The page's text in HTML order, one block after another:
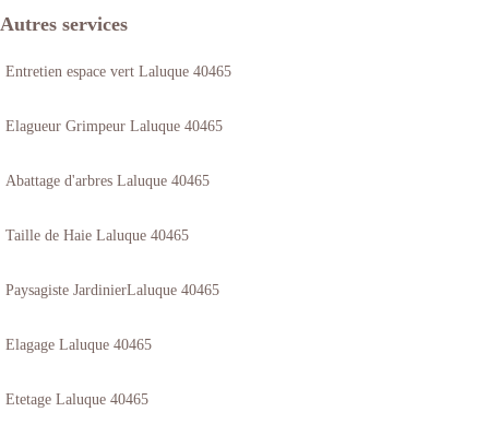
Autres services
Entretien espace vert Laluque 40465
Elagueur Grimpeur Laluque 40465
Abattage d'arbres Laluque 40465
Taille de Haie Laluque 40465
Paysagiste JardinierLaluque 40465
Elagage Laluque 40465
Etetage Laluque 40465